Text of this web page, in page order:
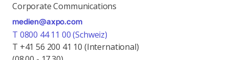
Corporate Communications
medien@axpo.com
T 0800 44 11 00 (Schweiz)
T +41 56 200 41 10 (International)